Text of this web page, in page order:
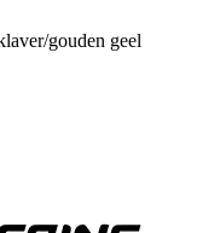
gouden geel